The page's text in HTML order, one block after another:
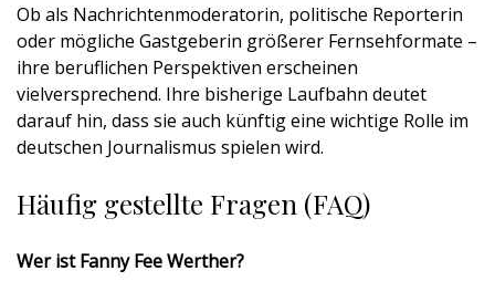
Ob als Nachrichtenmoderatorin, politische Reporterin
oder mögliche Gastgeberin größerer Fernsehformate –
ihre beruflichen Perspektiven erscheinen
vielversprechend. Ihre bisherige Laufbahn deutet
darauf hin, dass sie auch künftig eine wichtige Rolle im
deutschen Journalismus spielen wird.
Häufig gestellte Fragen (FAQ)
Wer ist Fanny Fee Werther?